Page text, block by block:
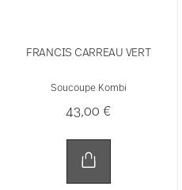
FRANCIS CARREAU VERT
Soucoupe Kombi
43,00 €